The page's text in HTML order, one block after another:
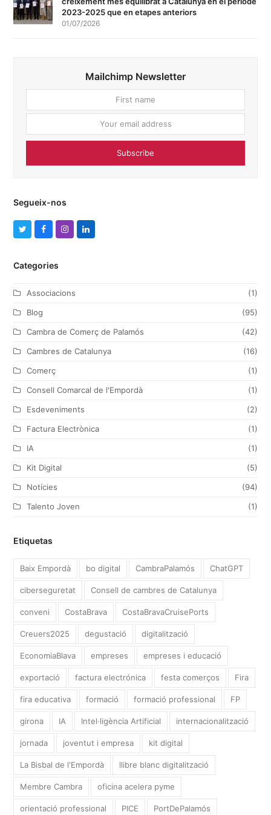
2023-2025 que en etapes anteriors
01/07/2026
Mailchimp Newsletter
name
Subscribe
Segueix-nos
i
r
c
o
k
r
a
I
n
Categories
Associacions
(1)
Blog
(95)
Cambra de Comerç de Palamós
(42)
Cambres de Catalunya
(16)
Comerç
(1)
Consell Comarcal de l'Empordà
(1)
Esdeveniments
(2)
Factura Electrònica
(1)
IA
(1)
Kit Digital
(5)
Notícies
(94)
Talento Joven
(1)
Etiquetas
Baix Empordà bo digital CambraPalamós ChatGPT
ciberseguretat Consell de cambres de Catalunya
conveni CostaBrava CostaBravaCruisePorts
Creuers2025 degustació digitalització
EconomiaBlava empreses empreses i educació
exportació factura electrónica festa comerços Fira
fira educativa formació formació professional FP
girona IA Intel·ligència Artificial internacionalització
jornada joventut i empresa kit digital
La Bisbal de l'Empordà llibre blanc digitalització
Membre Cambra oficina acelera pyme
orientació professional PICE PortDePalamós